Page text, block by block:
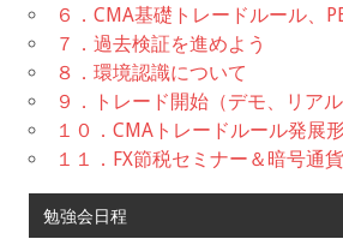
６．CMA基礎トレードルール、
７．過去検証を進めよう
８．環境認識について
９．トレード開始（デモ、リアル
１０．CMAトレードルール発展形
１１．FX節税セミナー＆暗号通
勉強会日程